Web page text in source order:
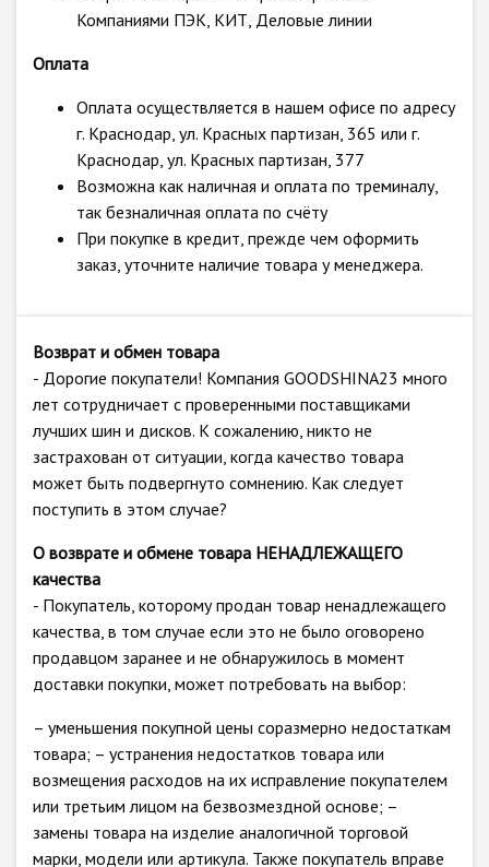
Компаниями ПЭК, КИТ, Деловые линии
Оплата
Оплата осуществляется в нашем офисе по адресу
г. Краснодар, ул. Красных партизан, 365 или г.
Краснодар, ул. Красных партизан, 377
Возможна как наличная и оплата по треминалу,
так безналичная оплата по счёту
При покупке в кредит, прежде чем оформить
заказ, уточните наличие товара у менеджера.
Возврат и обмен товара
- Дорогие покупатели! Компания GOODSHINA23 много
лет сотрудничает с проверенными поставщиками
лучших шин и дисков. К сожалению, никто не
застрахован от ситуации, когда качество товара
может быть подвергнуто сомнению. Как следует
поступить в этом случае?
О возврате и обмене товара НЕНАДЛЕЖАЩЕГО
качества
- Покупатель, которому продан товар ненадлежащего
качества, в том случае если это не было оговорено
продавцом заранее и не обнаружилось в момент
доставки покупки, может потребовать на выбор:
– уменьшения покупной цены соразмерно недостаткам
товара; – устранения недостатков товара или
возмещения расходов на их исправление покупателем
или третьим лицом на безвозмездной основе; –
замены товара на изделие аналогичной торговой
марки, модели или артикула. Также покупатель вправе